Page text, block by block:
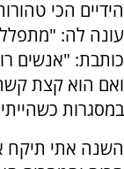
הידיים הכי
עונה לה:
כותבת: "אנשים
ואם הוא קצת
במסגרות
השנה אתי תיקח